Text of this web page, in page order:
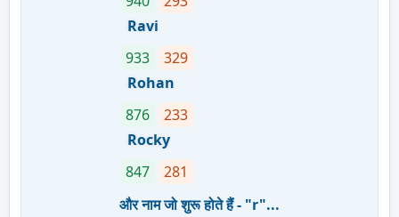
Ravi
933
329
Rohan
876
233
Rocky
847
281
और नाम जो शुरू होते हैं - "r"...